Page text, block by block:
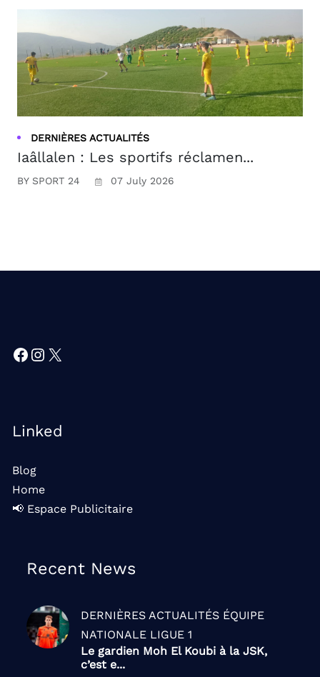
DERNIÈRES ACTUALITÉS
Iaâllalen : Les sportifs réclamen...
BY SPORT 24 07 July 2026
Facebook
Instagram
X
Linked
Blog
Home
📢 Espace Publicitaire
Recent News
DERNIÈRES ACTUALITÉS ÉQUIPE
NATIONALE LIGUE 1
Le gardien Moh El Koubi à la JSK,
c’est e...